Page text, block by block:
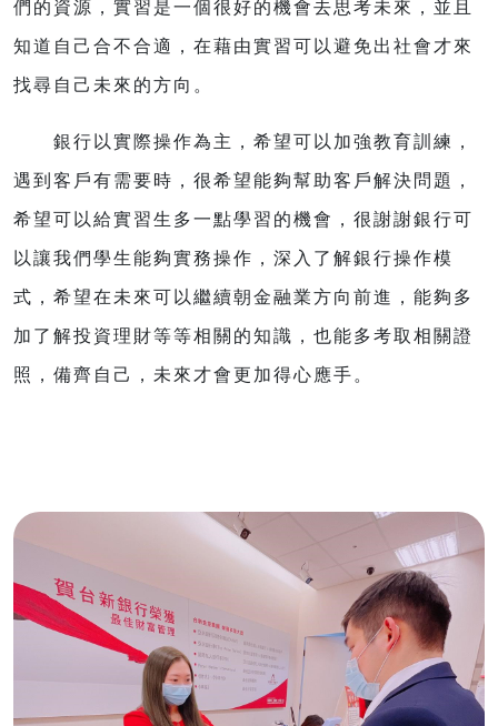
們的資源，實習是一個很好的機會去思考未來，並且
知道自己合不合適，在藉由實習可以避免出社會才來
找尋自己未來的方向。
銀行以實際操作為主，希望可以加強教育訓練，
遇到客戶有需要時，很希望能夠幫助客戶解決問題，
希望可以給實習生多一點學習的機會，很謝謝銀行可
以讓我們學生能夠實務操作，深入了解銀行操作模
式，希望在未來可以繼續朝金融業方向前進，能夠多
加了解投資理財等等相關的知識，也能多考取相關證
照，備齊自己，未來才會更加得心應手。